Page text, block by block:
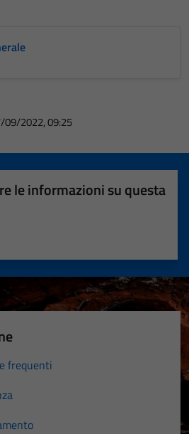
09/2022, 09:25
le informazioni su questa
stelle su 5
su 5
5
frequenti